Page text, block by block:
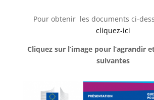
Pour obtenir les documents ci-
cliquez-ici
Cliquez sur l’image pour l’agrandir
suivantes